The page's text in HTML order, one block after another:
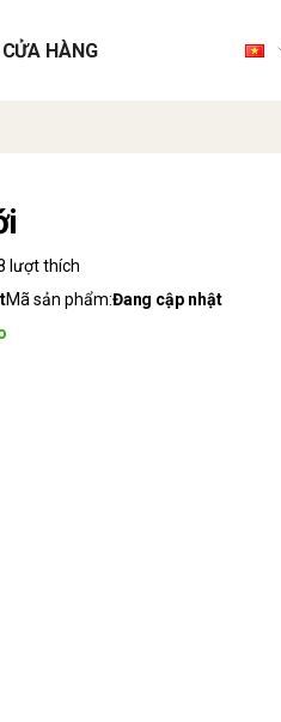
HÀNG
lượt thích
Mã sản phẩm:Đang cập nhật